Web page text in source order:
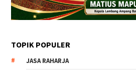
TOPIK POPULER
JASA RAHARJA